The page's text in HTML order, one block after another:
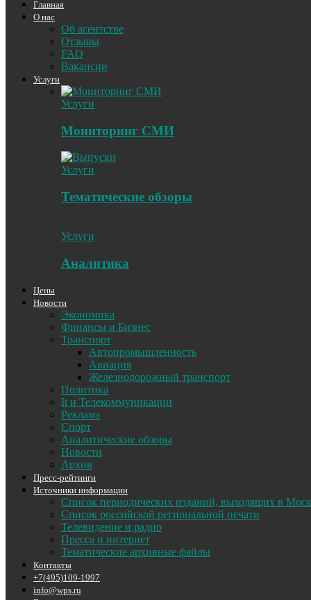
Главная
О нас
Об агентстве
Отзывы
FAQ
Вакансии
Услуги
Услуги
Мониторинг СМИ
Услуги
Тематические обзоры
Услуги
Аналитика
Цены
Новости
Экономика
Финансы и Бизнес
Транспорт
Автопромышленность
Авиация
Железнодорожный транспорт
Политика
It и Телекоммуникации
Реклама
Спорт
Аналитические обзоры
Новости
Архив
Пресс-рейтинги
Источники информации
Список периодических изданий, выходящих в
Список российской региональной печати
Телевидение и радио
Пресса и интернет
Тематические архивные файлы
Контакты
+7(495)109-1997
info@wps.ru